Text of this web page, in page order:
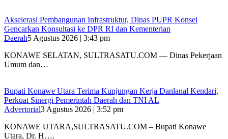
Akselerasi Pembangunan Infrastruktur, Dinas PUPR Konsel
Gencarkan Konsultasi ke DPR RI dan Kementerian
Daerah5 Agustus 2026 | 3:43 pm
KONAWE SELATAN, SULTRASATU.COM — Dinas Pekerjaan
Umum dan…
Bupati Konawe Utara Terima Kunjungan Kerja Danlanal Kendari,
Perkuat Sinergi Pemerintah Daerah dan TNI AL
Advertorial3 Agustus 2026 | 3:52 pm
‎KONAWE UTARA,SULTRASATU.COM – Bupati Konawe
Utara, Dr. H….